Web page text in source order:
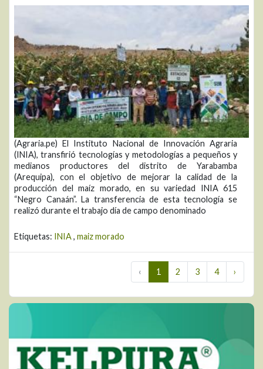
(Agraria.pe) El Instituto Nacional de Innovación Agraria
(INIA), transfirió tecnologías y metodologías a pequeños y
medianos productores del distrito de Yarabamba
(Arequipa), con el objetivo de mejorar la calidad de la
producción del maíz morado, en su variedad INIA 615
“Negro Canaán”. La transferencia de esta tecnología se
realizó durante el trabajo día de campo denominado
Etiquetas: INIA, maiz morado
‹ 1 2 3 4 ›